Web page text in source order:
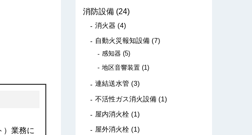
）業務に
消防設備 (24)
消火器 (4)
自動火災報知設備 (7)
感知器 (5)
地区音響装置 (1)
連結送水管 (3)
不活性ガス消火設備 (1)
屋内消火栓 (1)
屋外消火栓 (1)